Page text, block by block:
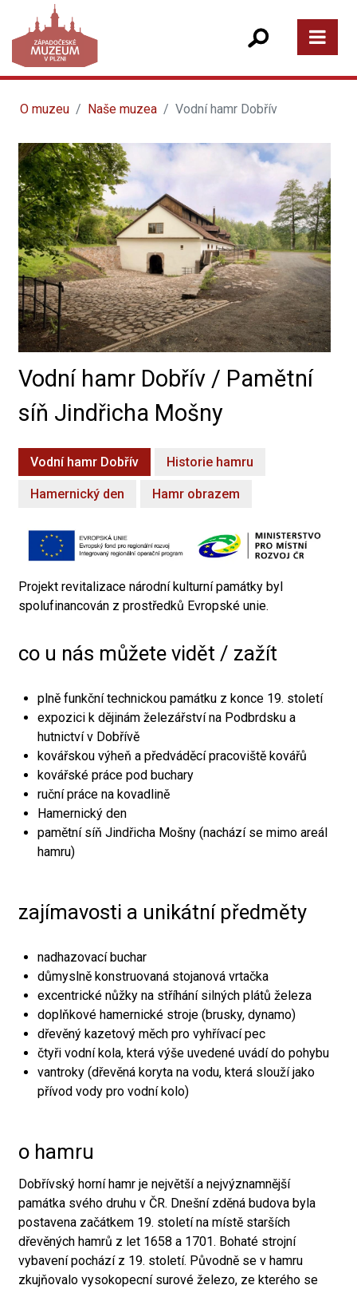
O muzeu Naše muzea Vodní hamr Dobřív
Vodní hamr Dobřív / Pamětní
síň Jindřicha Mošny
Vodní hamr Dobřív Historie hamru
Hamernický den Hamr obrazem
Projekt revitalizace národní kulturní památky byl
spolufinancován z prostředků Evropské unie.
co u nás můžete vidět / zažít
plně funkční technickou památku z konce 19. století
expozici k dějinám železářství na Podbrdsku a
hutnictví v Dobřívě
kovářskou výheň a předváděcí pracoviště kovářů
kovářské práce pod buchary
ruční práce na kovadlině
Hamernický den
pamětní síň Jindřicha Mošny (nachází se mimo areál
hamru)
zajímavosti a unikátní předměty
nadhazovací buchar
důmyslně konstruovaná stojanová vrtačka
excentrické nůžky na stříhání silných plátů železa
doplňkové hamernické stroje (brusky, dynamo)
dřevěný kazetový měch pro vyhřívací pec
čtyři vodní kola, která výše uvedené uvádí do pohybu
vantroky (dřevěná koryta na vodu, která slouží jako
přívod vody pro vodní kolo)
o hamru
Dobřívský horní hamr je největší a nejvýznamnější
památka svého druhu v ČR. Dnešní zděná budova byla
postavena začátkem 19. století na místě starších
dřevěných hamrů z let 1658 a 1701. Bohaté strojní
vybavení pochází z 19. století. Původně se v hamru
zkujňovalo vysokopecní surové železo, ze kterého se